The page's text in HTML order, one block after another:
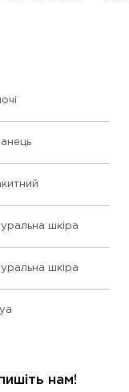
шкіра
шкіра
нам!